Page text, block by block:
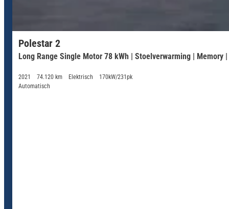
Polestar 2
Long Range Single Motor 78 kWh | Stoelverwarming | Memory
2021 74.120 km Elektrisch
170kW/231pk
Automatisch